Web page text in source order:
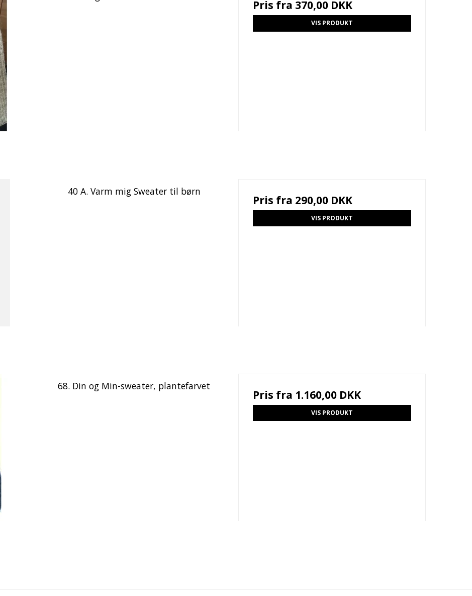
Pris fra 370,00 DKK
VIS PRODUKT
40 A. Varm mig Sweater til børn
Pris fra 290,00 DKK
VIS PRODUKT
68. Din og Min-sweater, plantefarvet
Pris fra 1.160,00 DKK
VIS PRODUKT